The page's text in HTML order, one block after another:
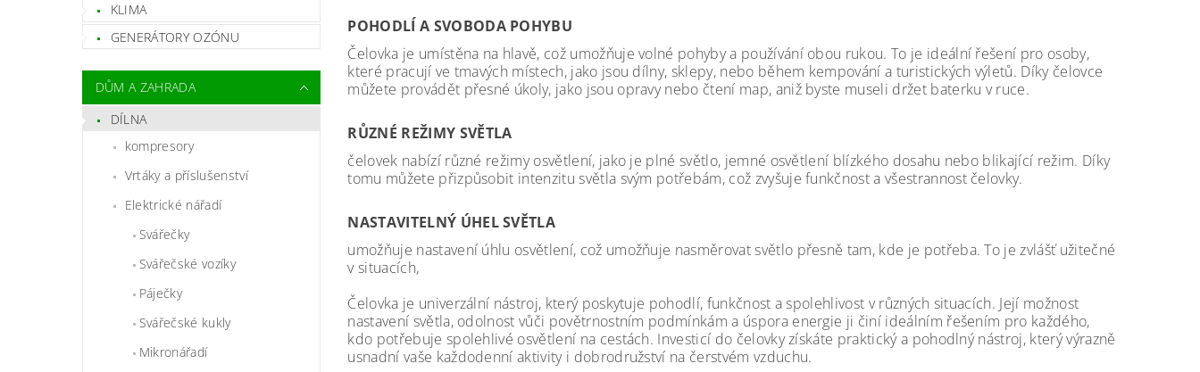
KLIMA
GENERÁTORY OZÓNU
DŮM A ZAHRADA
DÍLNA
kompresory
Vrtáky a příslušenství
Elektrické nářadí
Svářečky
Svářečské vozíky
Páječky
Svářečské kukly
Mikronářadí
POHODLÍ A SVOBODA POHYBU
Čelovka je umístěna na hlavě, což umožňuje volné pohyby a používání obou rukou. To je ideální řešení pro osoby,
které pracují ve tmavých místech, jako jsou dílny, sklepy, nebo během kempování a turistických výletů. Díky čelovce
můžete provádět přesné úkoly, jako jsou opravy nebo čtení map, aniž byste museli držet baterku v ruce.
RŮZNÉ REŽIMY SVĚTLA
čelovek nabízí různé režimy osvětlení, jako je plné světlo, jemné osvětlení blízkého dosahu nebo blikající režim. Díky
tomu můžete přizpůsobit intenzitu světla svým potřebám, což zvyšuje funkčnost a všestrannost čelovky.
NASTAVITELNÝ ÚHEL SVĚTLA
umožňuje nastavení úhlu osvětlení, což umožňuje nasměrovat světlo přesně tam, kde je potřeba. To je zvlášť užitečné
v situacích,
Čelovka je univerzální nástroj, který poskytuje pohodlí, funkčnost a spolehlivost v různých situacích. Její možnost
nastavení světla, odolnost vůči povětrnostním podmínkám a úspora energie ji činí ideálním řešením pro každého,
kdo potřebuje spolehlivé osvětlení na cestách. Investicí do čelovky získáte praktický a pohodlný nástroj, který výrazně
usnadní vaše každodenní aktivity i dobrodružství na čerstvém vzduchu.